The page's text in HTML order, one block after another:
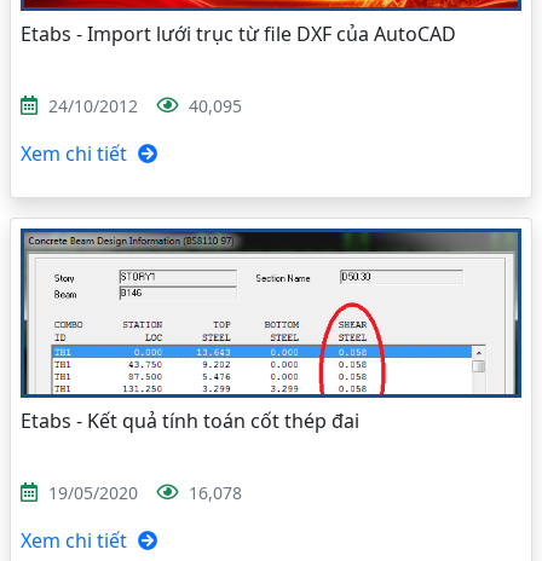
Etabs - Import lưới trục từ file DXF của AutoCAD
24/10/2012 40,095
Xem chi tiết
Etabs - Kết quả tính toán cốt thép đai
19/05/2020 16,078
Xem chi tiết